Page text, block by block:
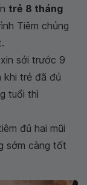
trẻ 8 tháng
Tiêm chủng
sởi trước 9
khi trẻ đã đủ
tuổi thì
đủ hai mũi
sớm càng tốt